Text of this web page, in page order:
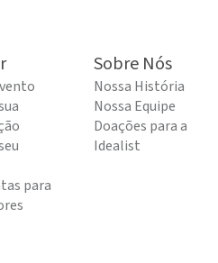
para
Sobre Nós
Nossa História
Nossa Equipe
Doações para a
Idealist